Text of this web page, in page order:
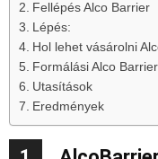
Fellépés Alco Barrier
Lépés:
Hol lehet vásárolni
Formálási Alco Barrier
Utasítások
Eredmények